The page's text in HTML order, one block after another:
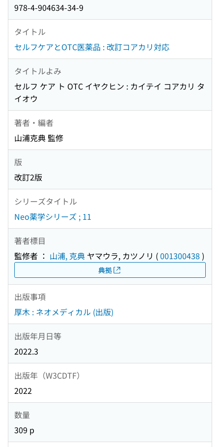
978-4-904634-34-9
タイトル
セルフケアとOTC医薬品 : 改訂コアカリ対応
タイトルよみ
セルフ ケア ト OTC イヤクヒン : カイテイ コアカリ タ
イオウ
著者・編者
山浦克典 監修
版
改訂2版
シリーズタイトル
Neo薬学シリーズ ; 11
著者標目
監修者 ： 山浦, 克典 ヤマウラ, カツノリ (001300438 )
典拠
出版事項
厚木 : ネオメディカル (出版)
出版年月日等
2022.3
出版年（W3CDTF）
2022
数量
309 p